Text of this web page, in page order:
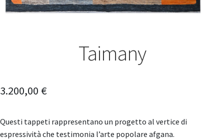
Taimany
3.200,00 €
Questi tappeti rappresentano un progetto al vertice di
espressività che testimonia l’arte popolare afgana.